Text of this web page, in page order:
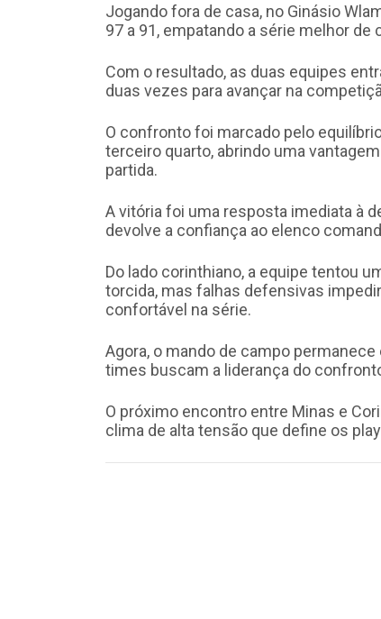
Jogando fora de casa, no Ginásio
97 a 91, empatando a série melhor de
Com o resultado, as duas equipes
duas vezes para avançar na
O confronto foi marcado pelo
terceiro quarto, abrindo uma
partida.
A vitória foi uma resposta imediata à
devolve a confiança ao elenco
Do lado corinthiano, a equipe tentou
torcida, mas falhas defensivas
confortável na série.
Agora, o mando de campo
times buscam a liderança do
O próximo encontro entre Minas e
clima de alta tensão que define os